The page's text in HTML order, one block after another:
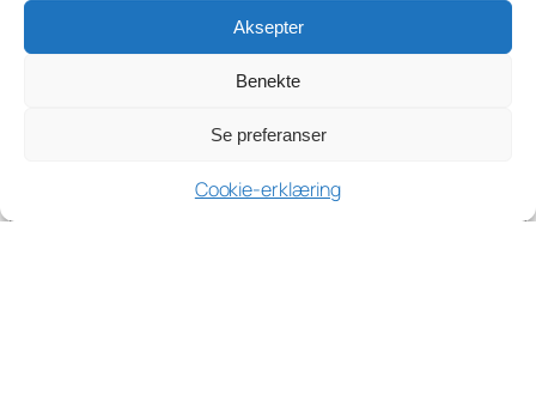
Aksepter
Benekte
Se preferanser
Cookie-erklæring